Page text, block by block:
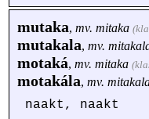
mutaka, mv. mitaka
mutakala, mv.
motaká, mv. mitaka
motakála, mv.
naakt, naakt